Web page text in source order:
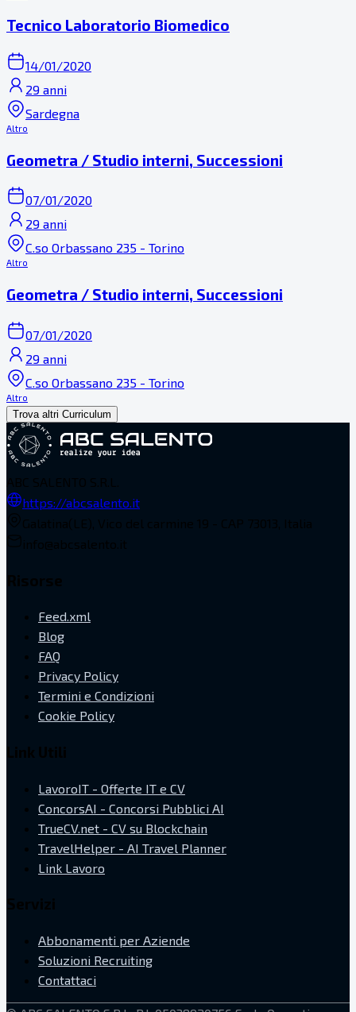
Tecnico Laboratorio Biomedico
14/01/2020
29 anni
Sardegna
Altro
Geometra / Studio interni, Successioni
07/01/2020
29 anni
C.so Orbassano 235 - Torino
Altro
Geometra / Studio interni, Successioni
07/01/2020
29 anni
C.so Orbassano 235 - Torino
Altro
Trova altri Curriculum
https://abcsalento.it
Feed.xml
Blog
FAQ
Privacy Policy
Termini e Condizioni
Cookie Policy
LavoroIT - Offerte IT e CV
ConcorsAI - Concorsi Pubblici AI
TrueCV.net - CV su Blockchain
TravelHelper - AI Travel Planner
Link Lavoro
Abbonamenti per Aziende
Soluzioni Recruiting
Contattaci